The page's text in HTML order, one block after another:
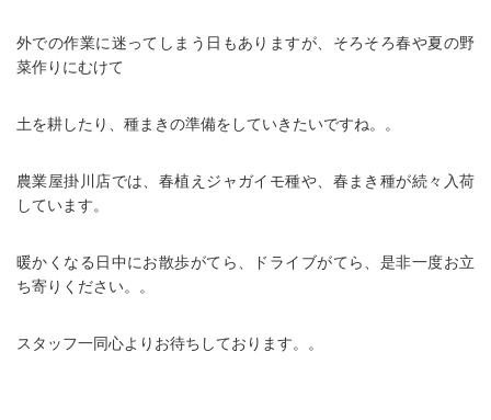
外での作業に迷ってしまう日もありますが、そろそろ春や夏の野
菜作りにむけて
土を耕したり、種まきの準備をしていきたいですね。。
農業屋掛川店では、春植えジャガイモ種や、春まき種が続々入荷
しています。
暖かくなる日中にお散歩がてら、ドライブがてら、是非一度お立
ち寄りください。。
スタッフ一同心よりお待ちしております。。